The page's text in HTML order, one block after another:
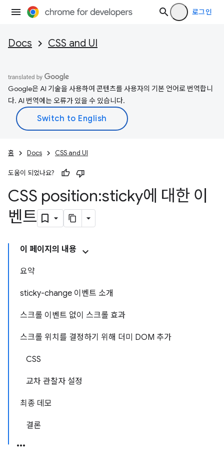
로그인
Docs CSS and UI
Google은 AI 기술을 사용하여 콘텐츠를 사용자의 기본 언어로 번역합니
다. AI 번역에는 오류가 있을 수 있습니다.
홈 Docs CSS and UI
도움이 되었나요?
CSS position:sticky에 대한 이
벤트
이 페이지의 내용
요약
sticky-change 이벤트 소개
스크롤 이벤트 없이 스크롤 효과
스크롤 위치를 결정하기 위해 더미 DOM 추가
CSS
교차 관찰자 설정
최종 데모
결론